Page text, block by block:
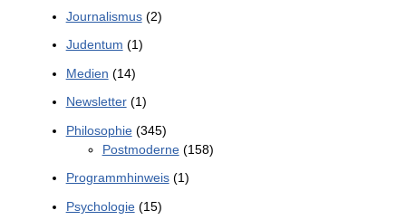
Journalismus(2)
Judentum (1)
Medien (14)
Newsletter(1)
Philosophie(345)
Postmoderne(158)
Programmhinweis(1)
Psychologie(15)